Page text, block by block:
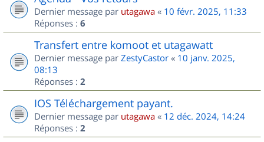
Dernier message par utagawa « 10 févr. 2025, 11:33
Réponses : 6
Transfert entre komoot et utagawatt
Dernier message par ZestyCastor « 10 janv. 2025,
08:13
Réponses : 2
IOS Téléchargement payant.
Dernier message par utagawa « 12 déc. 2024, 14:24
Réponses : 2